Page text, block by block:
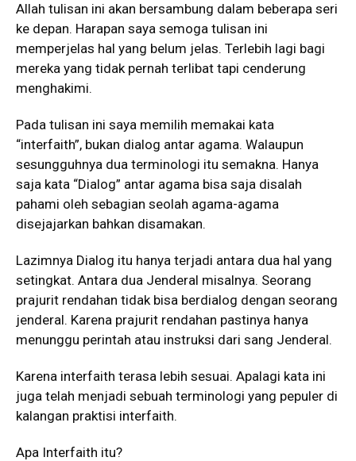
Allah tulisan ini akan bersambung dalam beberapa seri
ke depan. Harapan saya semoga tulisan ini
memperjelas hal yang belum jelas. Terlebih lagi bagi
mereka yang tidak pernah terlibat tapi cenderung
menghakimi.
Pada tulisan ini saya memilih memakai kata
“interfaith”, bukan dialog antar agama. Walaupun
sesungguhnya dua terminologi itu semakna. Hanya
saja kata “Dialog” antar agama bisa saja disalah
pahami oleh sebagian seolah agama-agama
disejajarkan bahkan disamakan.
Lazimnya Dialog itu hanya terjadi antara dua hal yang
setingkat. Antara dua Jenderal misalnya. Seorang
prajurit rendahan tidak bisa berdialog dengan seorang
jenderal. Karena prajurit rendahan pastinya hanya
menunggu perintah atau instruksi dari sang Jenderal.
Karena interfaith terasa lebih sesuai. Apalagi kata ini
juga telah menjadi sebuah terminologi yang pepuler di
kalangan praktisi interfaith.
Apa Interfaith itu?